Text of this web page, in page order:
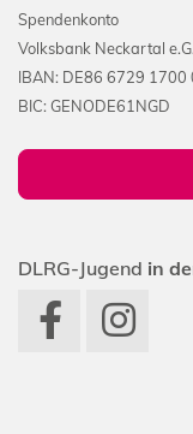
Spendenkonto
Volksbank Neckartal e.G.
IBAN: DE86 6729
BIC: GENODE61NGD
DLRG-Jugend in